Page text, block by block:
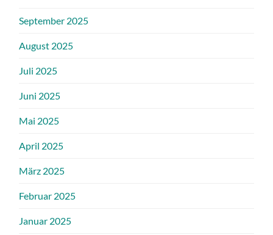
September 2025
August 2025
Juli 2025
Juni 2025
Mai 2025
April 2025
März 2025
Februar 2025
Januar 2025